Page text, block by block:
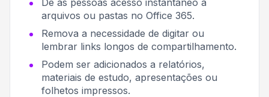
arquivos ou pastas no Office 365.
Remova a necessidade de digitar ou
lembrar links longos de compartilhamento.
Podem ser adicionados a relatórios,
materiais de estudo, apresentações ou
folhetos impressos.